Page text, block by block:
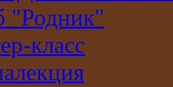
"Родник"
класс